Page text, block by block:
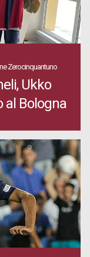
Zerocinquantuno
Ukko
al Bologna